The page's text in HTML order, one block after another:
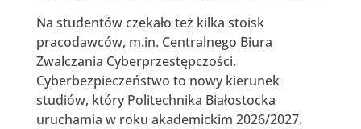
Na studentów czekało też kilka stoisk
pracodawców, m.in. Centralnego Biura
Zwalczania Cyberprzestępczości.
Cyberbezpieczeństwo to nowy kierunek
studiów, który Politechnika Białostocka
uruchamia w roku akademickim 2026/2027.